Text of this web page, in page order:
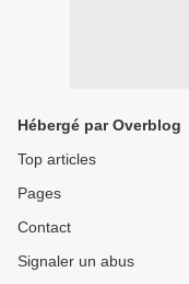
Hébergé par Overblog
Top articles
Pages
Contact
Signaler un abus